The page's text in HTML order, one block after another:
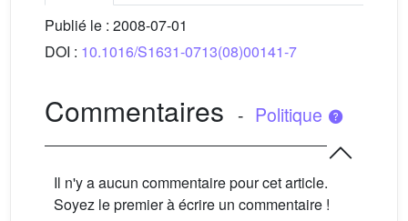
Publié le : 2008-07-01
DOI : 10.1016/S1631-0713(08)00141-7
Commentaires - Politique
Il n'y a aucun commentaire pour cet article.
Soyez le premier à écrire un commentaire !